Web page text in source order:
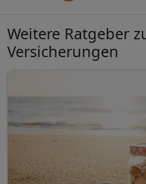
Weitere Ratgeber
Versicherungen